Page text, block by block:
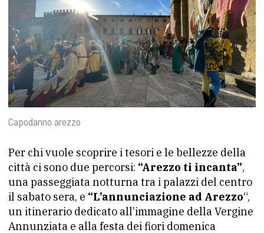
Capodanno arezzo
Per chi vuole scoprire i tesori e le bellezze della
città ci sono due percorsi: “Arezzo ti incanta”,
una passeggiata notturna tra i palazzi del centro
il sabato sera, e “L’annunciazione ad Arezzo“,
un itinerario dedicato all’immagine della Vergine
Annunziata e alla festa dei fiori domenica